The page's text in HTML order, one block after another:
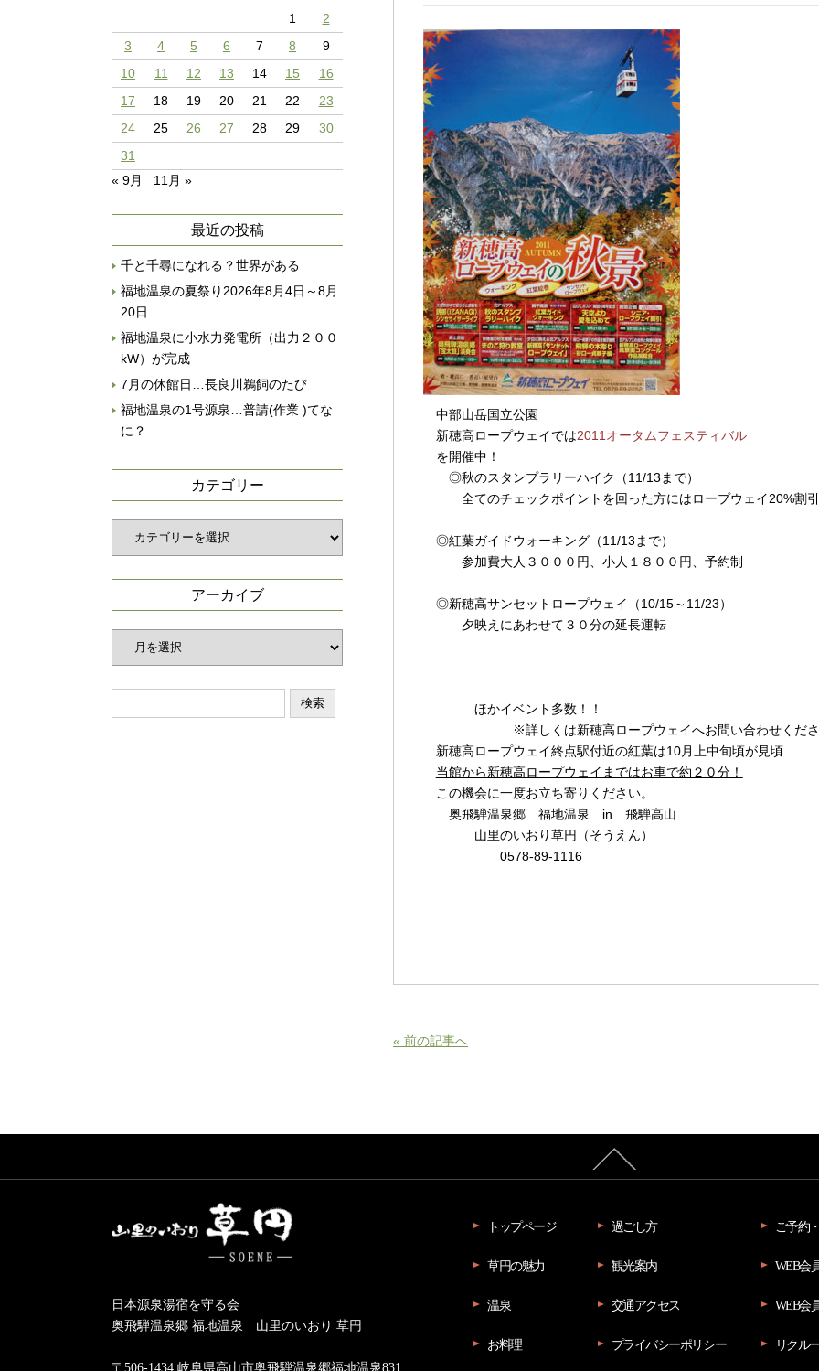
中部山岳国立公園
新穂高ロープウェイでは2011オータムフェスティバル
を開催中！
◎秋のスタンプラリーハイク（11/13まで）
全てのチェックポイントを回った方にはロープウェイ20%割
◎紅葉ガイドウォーキング（11/13まで）
参加費大人３０００円、小人１８００円、予約制
◎新穂高サンセットロープウェイ（10/15～11/23）
夕映えにあわせて３０分の延長運転
ほかイベント多数！！
※詳しくは新穂高ロープウェイへお問い合わせくださ
新穂高ロープウェイ終点駅付近の紅葉は10月上中旬頃が見頃
当館から新穂高ロープウェイまではお車で約２０分！
この機会に一度お立ち寄りください。
奥飛騨温泉郷 福地温泉 in 飛騨高山
山里のいおり草円（そうえん）
0578-89-1116
« 前の記事へ
1
2
3
4 5 6 7 8
9
10
11 12 13 14 15
16
17
18 19 20 21 22
23
24
25 26 27 28 29
30
31
« 9月 11月 »
最近の投稿
千と千尋になれる？世界がある
福地温泉の夏祭り2026年8月4日～8月
20日
福地温泉に小水力発電所（出力２００
kW）が完成
7月の休館日…長良川鵜飼のたび
福地温泉の1号源泉…普請(作業 )てな
に？
カテゴリー
カ
リ
アーカイブ
ア
イ
日本源泉湯宿を守る会
奥飛騨温泉郷 福地温泉 山里のいおり 草円
〒506-1434 岐阜県高山市奥飛騨温泉郷福地温泉831
トップページ
草円の魅力
温泉
お料理
過ごし方
観光案内
交通アクセス
プライバシーポリシー
ご予約
WEB会
WEB会
リクル